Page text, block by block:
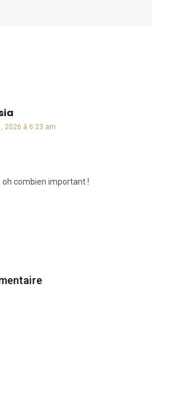
2026 à 6:23 am
combien important !